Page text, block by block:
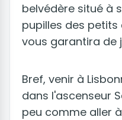
belvédère situé à
pupilles des
vous garantira de
Bref, venir à
dans l'ascenseur
peu comme aller